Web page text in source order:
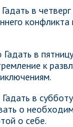
в
конфликта
Гадать в
к
в
о
о себе.